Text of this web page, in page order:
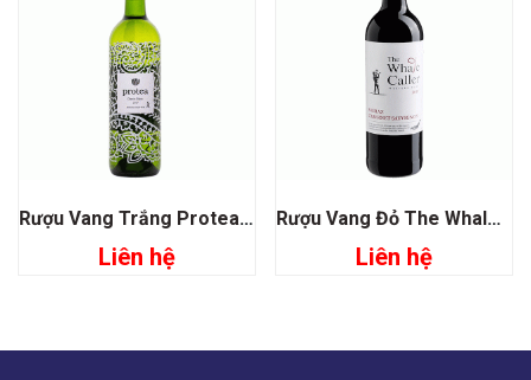
Rượu Vang Trắng Protea Chein Blanc
Liên hệ
Rượu Vang Đỏ The Whale Caller Shiraz Cabernet Sauvignon
Liên hệ